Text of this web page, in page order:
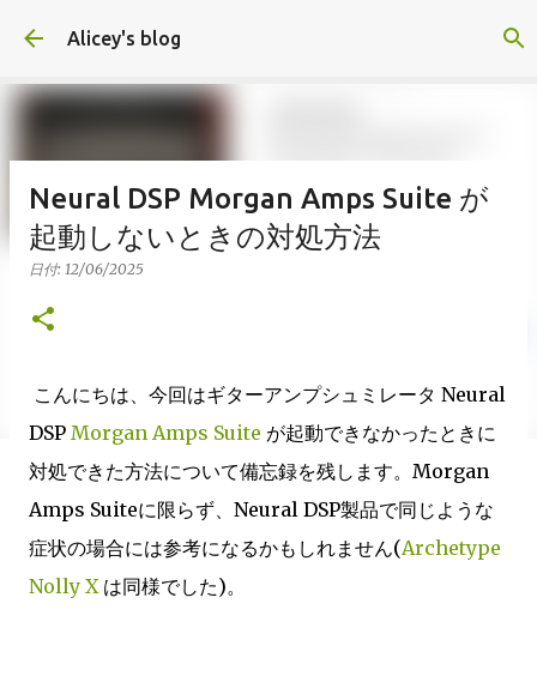
スキップしてメイン コンテンツに移動
Alicey's blog
Neural DSP Morgan Amps Suite が
起動しないときの対処方法
日付: 12/06/2025
こんにちは、今回はギターアンプシュミレータ Neural
DSP Morgan Amps Suite が起動できなかったときに
対処できた方法について備忘録を残します。Morgan
Amps Suiteに限らず、Neural DSP製品で同じような
症状の場合には参考になるかもしれません(Archetype
Nolly Xは同様でした)。